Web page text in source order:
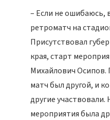
– Если не ошибаюсь,
ретроматч на
Присутствовал
края, старт
Михайлович Осипов.
матч был другой, и
другие
мероприятия была